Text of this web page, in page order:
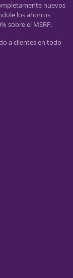
nuevos
los ahorros
sobre el MSRP.
a clientes en todo